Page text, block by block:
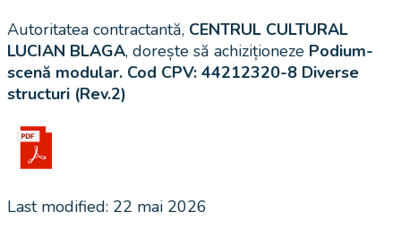
Autoritatea contractantă, CENTRUL CULTURAL
LUCIAN BLAGA, dorește să achiziționeze Podium-
scenă modular. Cod CPV: 44212320-8 Diverse
structuri (Rev.2)
Last modified: 22 mai 2026